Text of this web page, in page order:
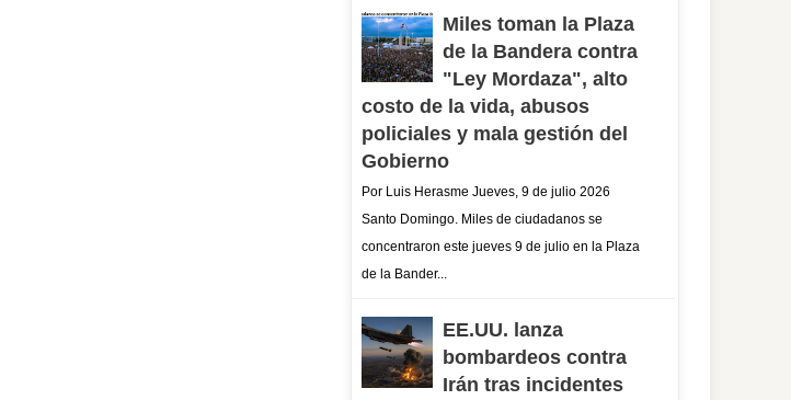
Miles toman la Plaza
de la Bandera contra
"Ley Mordaza", alto
costo de la vida, abusos
policiales y mala gestión del
Gobierno
Por Luis Herasme Jueves, 9 de julio 2026
Santo Domingo. Miles de ciudadanos se
concentraron este jueves 9 de julio en la Plaza
de la Bander...
EE.UU. lanza
bombardeos contra
Irán tras incidentes